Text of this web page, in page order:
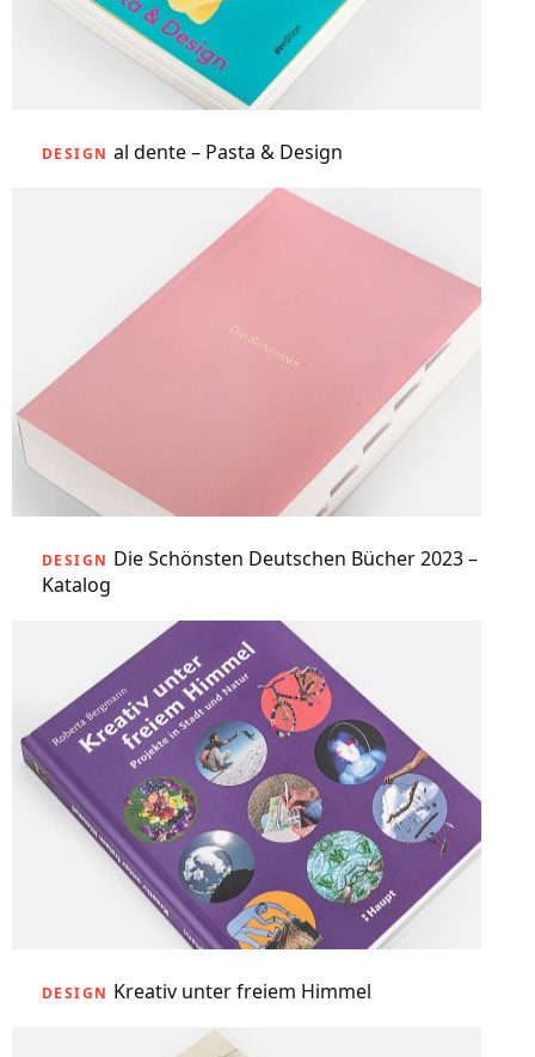
DESIGN al dente – Pasta & Design
DESIGN Die Schönsten Deutschen Bücher 2023 –
Katalog
DESIGN Kreativ unter freiem Himmel